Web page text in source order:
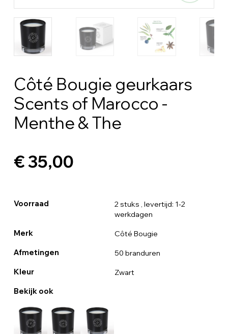
Côté Bougie geurkaars
Scents of Marocco -
Menthe & The
€ 35,00
Voorraad 2 stuks , levertijd: 1-2
werkdagen
Merk Côté Bougie
Afmetingen 50 branduren
Kleur Zwart
Bekijk ook